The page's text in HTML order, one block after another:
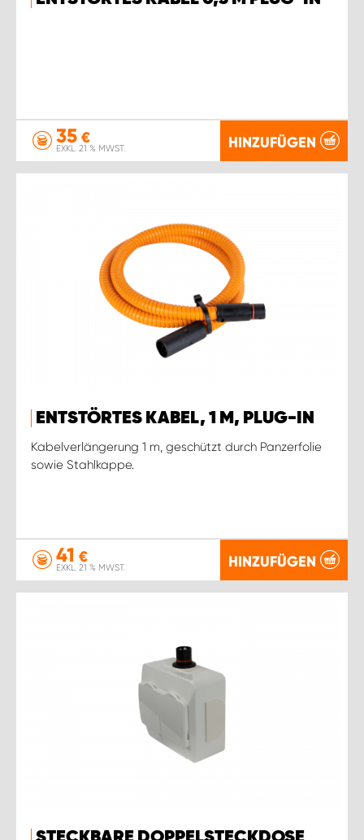
35 €
EXKL. 21 % MWST. HINZUFÜGEN
ENTSTÖRTES KABEL, 1 M, PLUG-IN
Kabelverlängerung 1 m, geschützt durch Panzerfolie
sowie Stahlkappe.
41 €
EXKL. 21 % MWST. HINZUFÜGEN